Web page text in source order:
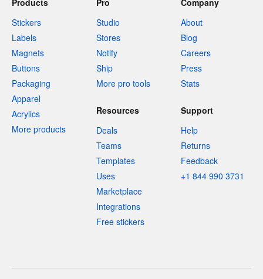
Products
Stickers
Labels
Magnets
Buttons
Packaging
Apparel
Acrylics
More products
Pro
Studio
Stores
Notify
Ship
More pro tools
Company
About
Blog
Careers
Press
Stats
Resources
Deals
Teams
Templates
Uses
Marketplace
Integrations
Free stickers
Support
Help
Returns
Feedback
+1 844 990 3731